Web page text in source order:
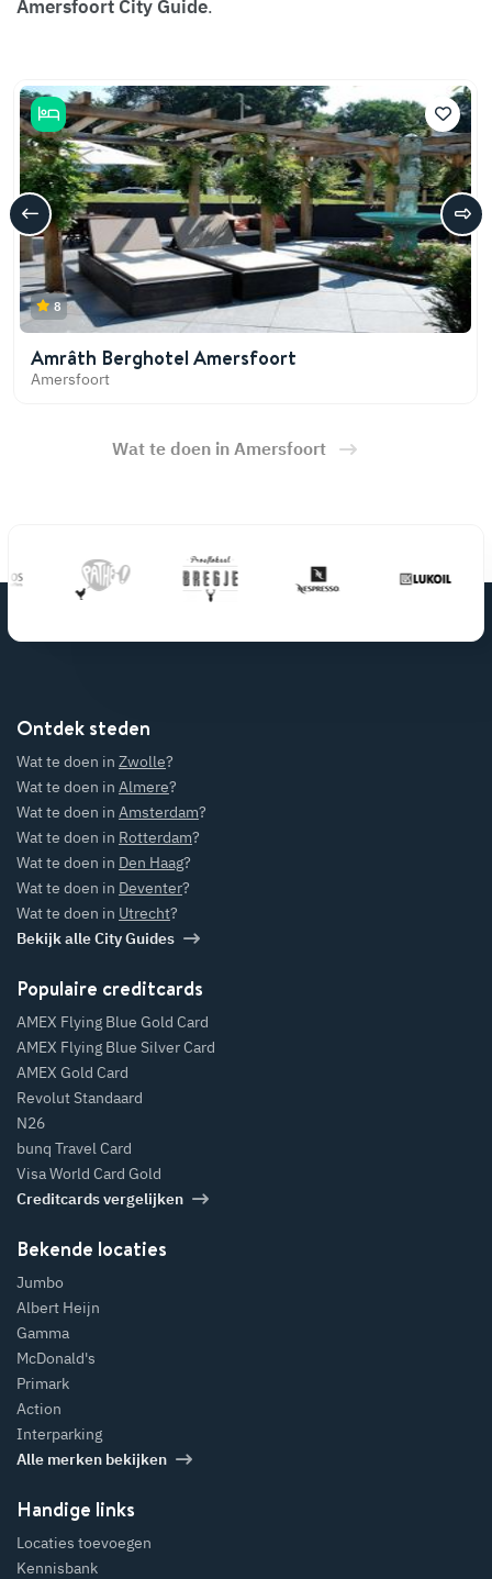
Amersfoort City Guide.
8
Amrâth Berghotel Amersfoort
Amersfoort
Wat te doen in Amersfoort
Ontdek steden
Wat te doen in Zwolle?
Wat te doen in Almere?
Wat te doen in Amsterdam?
Wat te doen in Rotterdam?
Wat te doen in Den Haag?
Wat te doen in Deventer?
Wat te doen in Utrecht?
Bekijk alle City Guides
Populaire creditcards
AMEX Flying Blue Gold Card
AMEX Flying Blue Silver Card
AMEX Gold Card
Revolut Standaard
N26
bunq Travel Card
Visa World Card Gold
Creditcards vergelijken
Bekende locaties
Jumbo
Albert Heijn
Gamma
McDonald's
Primark
Action
Interparking
Alle merken bekijken
Handige links
Locaties toevoegen
Kennisbank